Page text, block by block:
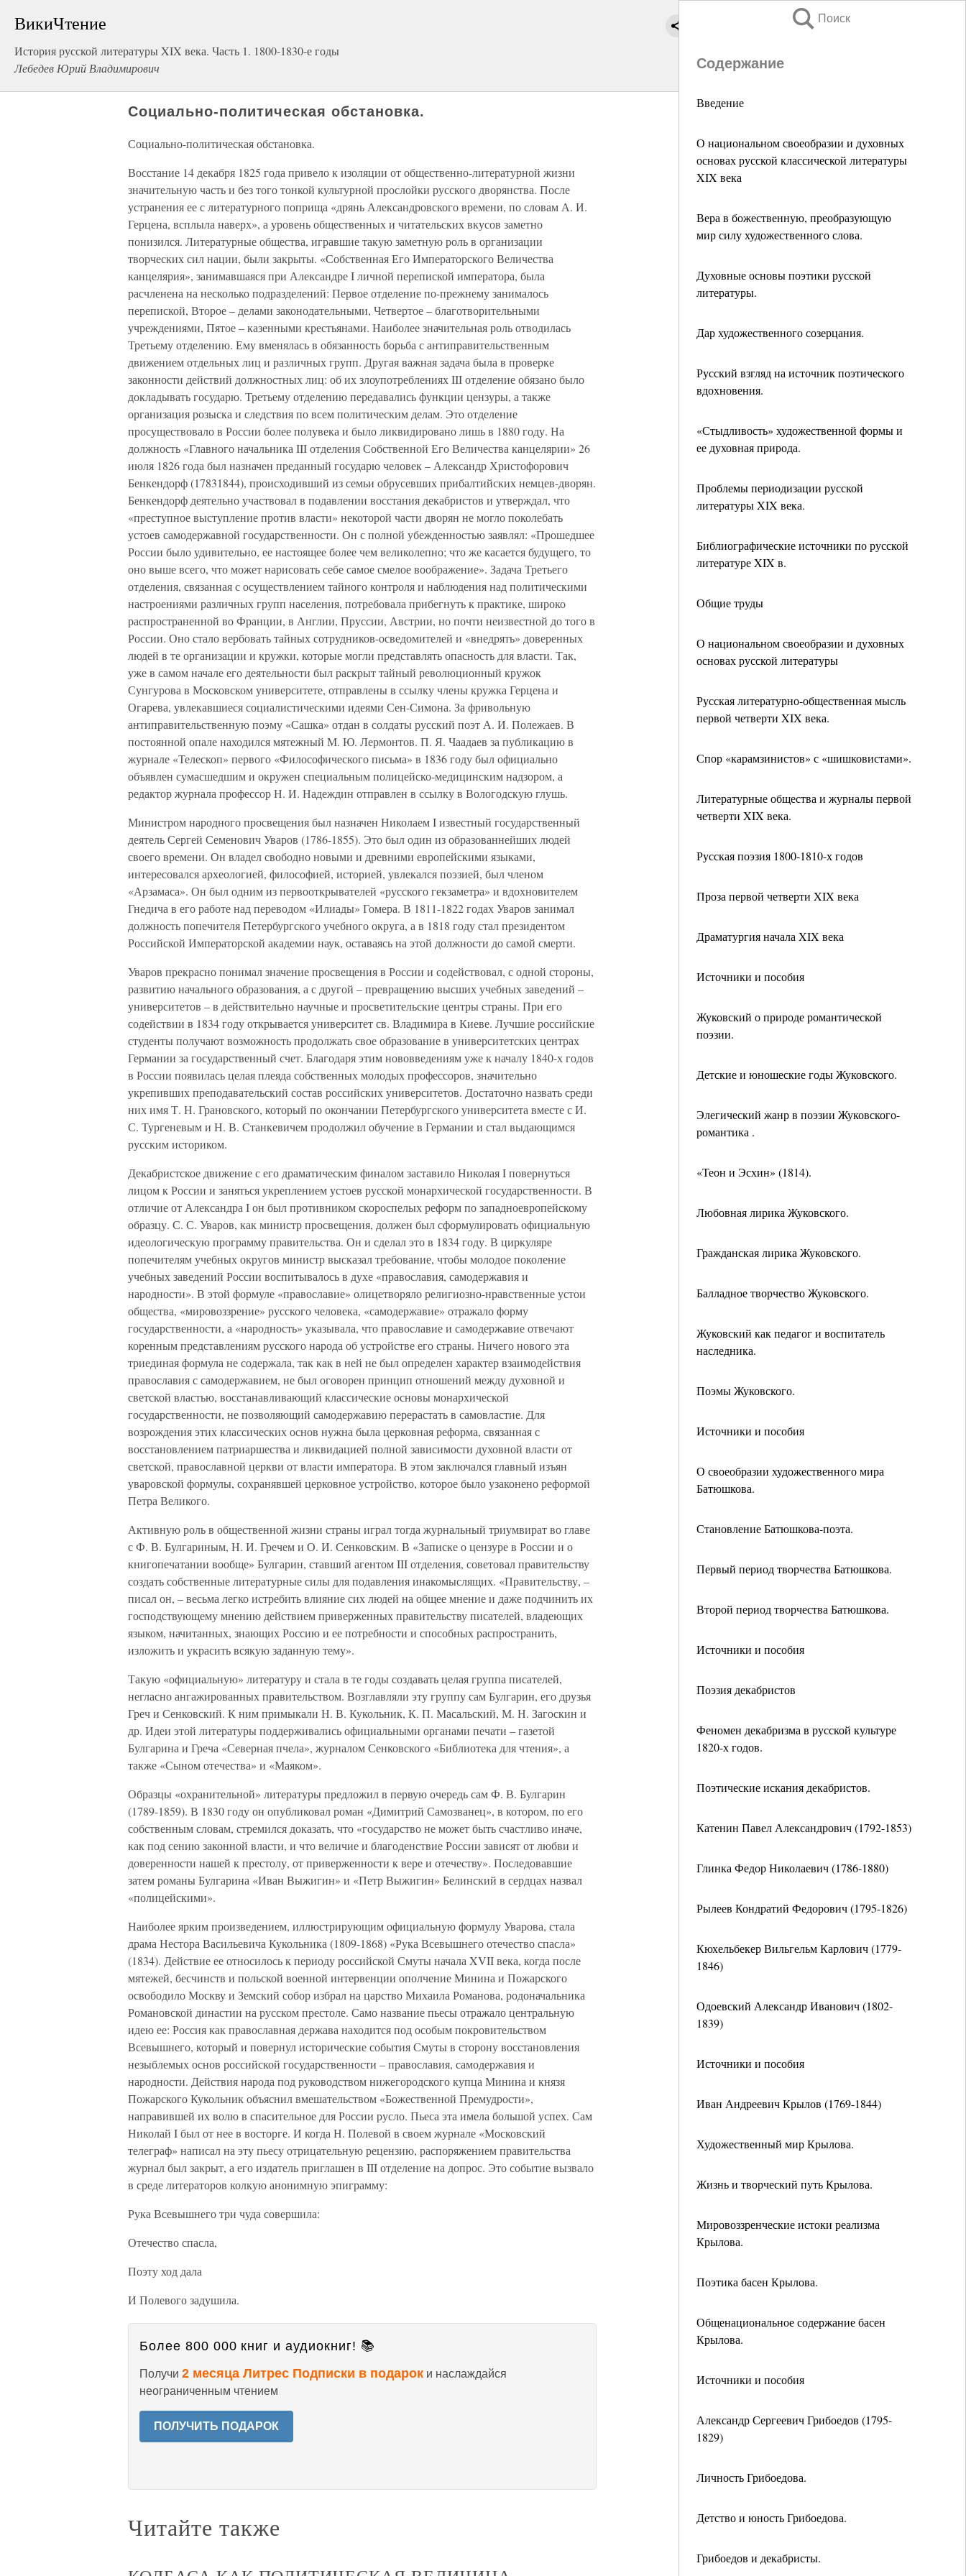
ВикиЧтение
История русской литературы XIX века. Часть 1. 1800-1830-е годы
Лебедев Юрий Владимирович
Поиск
Содержание
Введение
О национальном своеобразии и духовных
основах русской классической литературы
XIX века
Вера в божественную, преобразующую
мир силу художественного слова.
Духовные основы поэтики русской
литературы.
Дар художественного созерцания.
Русский взгляд на источник поэтического
вдохновения.
«Стыдливость» художественной формы и
ее духовная природа.
Проблемы периодизации русской
литературы XIX века.
Библиографические источники по русской
литературе XIX в.
Общие труды
О национальном своеобразии и духовных
основах русской литературы
Русская литературно-общественная мысль
первой четверти XIX века.
Спор «карамзинистов» с «шишковистами».
Литературные общества и журналы первой
четверти XIX века.
Русская поэзия 1800-1810-х годов
Проза первой четверти XIX века
Драматургия начала XIX века
Источники и пособия
Жуковский о природе романтической
поэзии.
Детские и юношеские годы Жуковского.
Элегический жанр в поэзии Жуковского-
романтика .
«Теон и Эсхин» (1814).
Любовная лирика Жуковского.
Гражданская лирика Жуковского.
Балладное творчество Жуковского.
Жуковский как педагог и воспитатель
наследника.
Поэмы Жуковского.
Источники и пособия
О своеобразии художественного мира
Батюшкова.
Становление Батюшкова-поэта.
Первый период творчества Батюшкова.
Второй период творчества Батюшкова.
Источники и пособия
Поэзия декабристов
Феномен декабризма в русской культуре
1820-х годов.
Поэтические искания декабристов.
Катенин Павел Александрович (1792-1853)
Глинка Федор Николаевич (1786-1880)
Рылеев Кондратий Федорович (1795-1826)
Кюхельбекер Вильгельм Карлович (1779-
1846)
Одоевский Александр Иванович (1802-
1839)
Источники и пособия
Иван Андреевич Крылов (1769-1844)
Художественный мир Крылова.
Жизнь и творческий путь Крылова.
Мировоззренческие истоки реализма
Крылова.
Поэтика басен Крылова.
Общенациональное содержание басен
Крылова.
Источники и пособия
Александр Сергеевич Грибоедов (1795-
1829)
Личность Грибоедова.
Детство и юность Грибоедова.
Грибоедов и декабристы.
Социально-политическая обстановка.
Социально-политическая обстановка.
Восстание 14 декабря 1825 года привело к изоляции от общественно-литературной жизни
значительную часть и без того тонкой культурной прослойки русского дворянства. После
устранения ее с литературного поприща «дрянь Александровского времени, по словам А. И.
Герцена, всплыла наверх», а уровень общественных и читательских вкусов заметно
понизился. Литературные общества, игравшие такую заметную роль в организации
творческих сил нации, были закрыты. «Собственная Его Императорского Величества
канцелярия», занимавшаяся при Александре I личной перепиской императора, была
расчленена на несколько подразделений: Первое отделение по-прежнему занималось
перепиской, Второе – делами законодательными, Четвертое – благотворительными
учреждениями, Пятое – казенными крестьянами. Наиболее значительная роль отводилась
Третьему отделению. Ему вменялась в обязанность борьба с антиправительственным
движением отдельных лиц и различных групп. Другая важная задача была в проверке
законности действий должностных лиц: об их злоупотреблениях III отделение обязано было
докладывать государю. Третьему отделению передавались функции цензуры, а также
организация розыска и следствия по всем политическим делам. Это отделение
просуществовало в России более полувека и было ликвидировано лишь в 1880 году. На
должность «Главного начальника III отделения Собственной Его Величества канцелярии» 26
июля 1826 года был назначен преданный государю человек – Александр Христофорович
Бенкендорф (17831844), происходивший из семьи обрусевших прибалтийских немцев-дворян.
Бенкендорф деятельно участвовал в подавлении восстания декабристов и утверждал, что
«преступное выступление против власти» некоторой части дворян не могло поколебать
устоев самодержавной государственности. Он с полной убежденностью заявлял: «Прошедшее
России было удивительно, ее настоящее более чем великолепно; что же касается будущего, то
оно выше всего, что может нарисовать себе самое смелое воображение». Задача Третьего
отделения, связанная с осуществлением тайного контроля и наблюдения над политическими
настроениями различных групп населения, потребовала прибегнуть к практике, широко
распространенной во Франции, в Англии, Пруссии, Австрии, но почти неизвестной до того в
России. Оно стало вербовать тайных сотрудников-осведомителей и «внедрять» доверенных
людей в те организации и кружки, которые могли представлять опасность для власти. Так,
уже в самом начале его деятельности был раскрыт тайный революционный кружок
Сунгурова в Московском университете, отправлены в ссылку члены кружка Герцена и
Огарева, увлекавшиеся социалистическими идеями Сен-Симона. За фривольную
антиправительственную поэму «Сашка» отдан в солдаты русский поэт А. И. Полежаев. В
постоянной опале находился мятежный М. Ю. Лермонтов. П. Я. Чаадаев за публикацию в
журнале «Телескоп» первого «Философического письма» в 1836 году был официально
объявлен сумасшедшим и окружен специальным полицейско-медицинским надзором, а
редактор журнала профессор Н. И. Надеждин отправлен в ссылку в Вологодскую глушь.
Министром народного просвещения был назначен Николаем I известный государственный
деятель Сергей Семенович Уваров (1786-1855). Это был один из образованнейших людей
своего времени. Он владел свободно новыми и древними европейскими языками,
интересовался археологией, философией, историей, увлекался поэзией, был членом
«Арзамаса». Он был одним из первооткрывателей «русского гекзаметра» и вдохновителем
Гнедича в его работе над переводом «Илиады» Гомера. В 1811-1822 годах Уваров занимал
должность попечителя Петербургского учебного округа, а в 1818 году стал президентом
Российской Императорской академии наук, оставаясь на этой должности до самой смерти.
Уваров прекрасно понимал значение просвещения в России и содействовал, с одной стороны,
развитию начального образования, а с другой – превращению высших учебных заведений –
университетов – в действительно научные и просветительские центры страны. При его
содействии в 1834 году открывается университет св. Владимира в Киеве. Лучшие российские
студенты получают возможность продолжать свое образование в университетских центрах
Германии за государственный счет. Благодаря этим нововведениям уже к началу 1840-х годов
в России появилась целая плеяда собственных молодых профессоров, значительно
укрепивших преподавательский состав российских университетов. Достаточно назвать среди
них имя Т. Н. Грановского, который по окончании Петербургского университета вместе с И.
С. Тургеневым и Н. В. Станкевичем продолжил обучение в Германии и стал выдающимся
русским историком.
Декабристское движение с его драматическим финалом заставило Николая I повернуться
лицом к России и заняться укреплением устоев русской монархической государственности. В
отличие от Александра I он был противником скороспелых реформ по западноевропейскому
образцу. С. С. Уваров, как министр просвещения, должен был сформулировать официальную
идеологическую программу правительства. Он и сделал это в 1834 году. В циркуляре
попечителям учебных округов министр высказал требование, чтобы молодое поколение
учебных заведений России воспитывалось в духе «православия, самодержавия и
народности». В этой формуле «православие» олицетворяло религиозно-нравственные устои
общества, «мировоззрение» русского человека, «самодержавие» отражало форму
государственности, а «народность» указывала, что православие и самодержавие отвечают
коренным представлениям русского народа об устройстве его страны. Ничего нового эта
триединая формула не содержала, так как в ней не был определен характер взаимодействия
православия с самодержавием, не был оговорен принцип отношений между духовной и
светской властью, восстанавливающий классические основы монархической
государственности, не позволяющий самодержавию перерастать в самовластие. Для
возрождения этих классических основ нужна была церковная реформа, связанная с
восстановлением патриаршества и ликвидацией полной зависимости духовной власти от
светской, православной церкви от власти императора. В этом заключался главный изъян
уваровской формулы, сохранявшей церковное устройство, которое было узаконено реформой
Петра Великого.
Активную роль в общественной жизни страны играл тогда журнальный триумвират во главе
с Ф. В. Булгариным, Н. И. Гречем и О. И. Сенковским. В «Записке о цензуре в России и о
книгопечатании вообще» Булгарин, ставший агентом III отделения, советовал правительству
создать собственные литературные силы для подавления инакомыслящих. «Правительству, –
писал он, – весьма легко истребить влияние сих людей на общее мнение и даже подчинить их
господствующему мнению действием приверженных правительству писателей, владеющих
языком, начитанных, знающих Россию и ее потребности и способных распространить,
изложить и украсить всякую заданную тему».
Такую «официальную» литературу и стала в те годы создавать целая группа писателей,
негласно ангажированных правительством. Возглавляли эту группу сам Булгарин, его друзья
Греч и Сенковский. К ним примыкали Н. В. Кукольник, К. П. Масальский, М. Н. Загоскин и
др. Идеи этой литературы поддерживались официальными органами печати – газетой
Булгарина и Греча «Северная пчела», журналом Сенковского «Библиотека для чтения», а
также «Сыном отечества» и «Маяком».
Образцы «охранительной» литературы предложил в первую очередь сам Ф. В. Булгарин
(1789-1859). В 1830 году он опубликовал роман «Димитрий Самозванец», в котором, по его
собственным словам, стремился доказать, что «государство не может быть счастливо иначе,
как под сению законной власти, и что величие и благоденствие России зависят от любви и
доверенности нашей к престолу, от приверженности к вере и отечеству». Последовавшие
затем романы Булгарина «Иван Выжигин» и «Петр Выжигин» Белинский в сердцах назвал
«полицейскими».
Наиболее ярким произведением, иллюстрирующим официальную формулу Уварова, стала
драма Нестора Васильевича Кукольника (1809-1868) «Рука Всевышнего отечество спасла»
(1834). Действие ее относилось к периоду российской Смуты начала XVII века, когда после
мятежей, бесчинств и польской военной интервенции ополчение Минина и Пожарского
освободило Москву и Земский собор избрал на царство Михаила Романова, родоначальника
Романовской династии на русском престоле. Само название пьесы отражало центральную
идею ее: Россия как православная держава находится под особым покровительством
Всевышнего, который и повернул исторические события Смуты в сторону восстановления
незыблемых основ российской государственности – православия, самодержавия и
народности. Действия народа под руководством нижегородского купца Минина и князя
Пожарского Кукольник объяснил вмешательством «Божественной Премудрости»,
направившей их волю в спасительное для России русло. Пьеса эта имела большой успех. Сам
Николай I был от нее в восторге. И когда Н. Полевой в своем журнале «Московский
телеграф» написал на эту пьесу отрицательную рецензию, распоряжением правительства
журнал был закрыт, а его издатель приглашен в III отделение на допрос. Это событие вызвало
в среде литераторов колкую анонимную эпиграмму:
Рука Всевышнего три чуда совершила:
Отечество спасла,
Поэту ход дала
И Полевого задушила.
Более 800 000 книг и аудиокниг! 📚
Получи 2 месяца Литрес Подписки в подарок и наслаждайся
неограниченным чтением
ПОЛУЧИТЬ ПОДАРОК
Читайте также